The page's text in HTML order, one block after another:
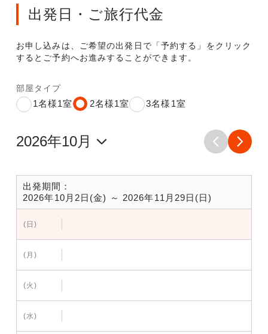
出発日・ご旅行代金
お申し込みは、ご希望の出発日で「予約する」をクリック
するとご予約へお進みすることができます。
部屋タイプ
1名様1室 2名様1室 3名様1室
出発期間：
2026年10月2日(金) ～ 2026年11月29日(日)
(日)
(月)
(火)
(水)